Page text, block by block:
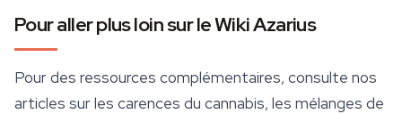
Pour aller plus loin sur le Wiki Azarius
Pour des ressources complémentaires, consulte nos
articles sur les carences du cannabis, les mélanges de